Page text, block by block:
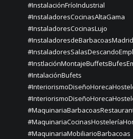
#InstalaciónFríoIndustrial
#InstaladoresCocinasAltaGama
#InstaladoresCocinasLujo
#InstaladoresdeBarbacoasMadrid
#IntalaciónBufets
#MaquinariaMobiliarioBarbacoas